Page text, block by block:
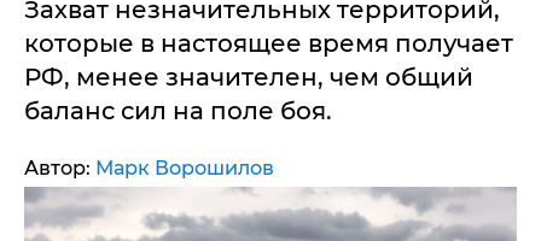
Захват незначительных территорий,
которые в настоящее время получает
РФ, менее значителен, чем общий
баланс сил на поле боя.
Автор: Марк Ворошилов